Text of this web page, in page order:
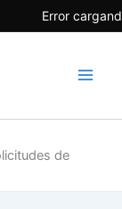
Error
de